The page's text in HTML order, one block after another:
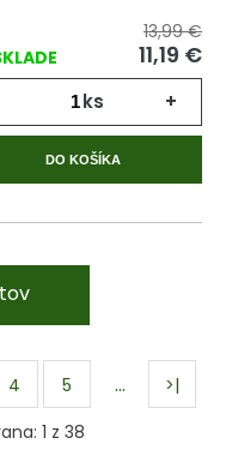
13,99 €
11,19 €
ks +
DO KOŠÍKA
4 5 …
>|
1 z 38